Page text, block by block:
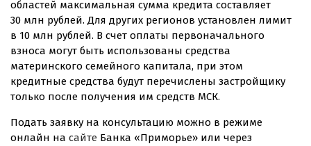
областей максимальная сумма кредита составляет
30 млн рублей. Для других регионов установлен лимит
в 10 млн рублей. В счет оплаты первоначального
взноса могут быть использованы средства
материнского семейного капитала, при этом
кредитные средства будут перечислены застройщику
только после получения им средств МСК.
Подать заявку на консультацию можно в режиме
онлайн на сайте Банка «Приморье» или через